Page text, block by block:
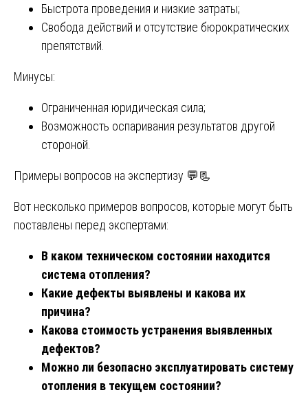
Быстрота проведения и низкие затраты;
Свобода действий и отсутствие бюрократических
препятствий.
Минусы:
Ограниченная юридическая сила;
Возможность оспаривания результатов другой
стороной.
Примеры вопросов на экспертизу 💬📃
Вот несколько примеров вопросов, которые могут быть
поставлены перед экспертами:
В каком техническом состоянии находится
система отопления?
Какие дефекты выявлены и какова их
причина?
Какова стоимость устранения выявленных
дефектов?
Можно ли безопасно эксплуатировать систему
отопления в текущем состоянии?